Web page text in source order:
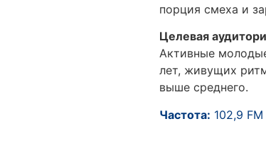
порция смеха и
Целевая
Активные
лет, живущих
выше среднего.
Частота: 102,9 FM